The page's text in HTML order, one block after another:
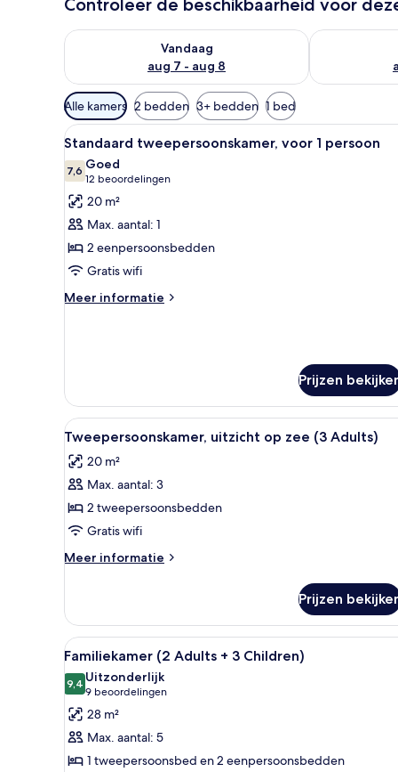
Vandaag
aug 7 - aug 8
De beschikbaarheid controleren voor vanavond aug
De
Beschikbare
filters
voor
kamers
Alle kamers 2 bedden 3+ bedden 1 bed
Alle
foto's
voor
Standaard
tweepersoonskamer,
voor
1
persoon
laden
Een tweepersoonsbed met
3
Standaard tweepersoonskamer, voor 1 persoon
7,67,6 van 10
Goed
12 beoordelingen
(12
beoordelingen)
20 m²
Max. aantal: 1
2 eenpersoonsbedden
Gratis wifi
Meer informatie
Meer
1
persoon
Prijzen
Alle
foto's
voor
Tweepersoonskamer,
uitzicht
op
zee
(3
laden
Luxe beddengoed, een
6
Tweepersoonskamer, uitzicht op zee (3 Adults)
20 m²
Max. aantal: 3
2 tweepersoonsbedden
Gratis wifi
Meer informatie
Meer
uitzicht
op
zee
Adults)
Prijzen
Alle
foto's
voor
Familiekamer
(2
Adults
Een moderne hotelkamer
5
Familiekamer (2 Adults + 3 Children)
9,49,4 van 10
Uitzonderlijk
9 beoordelingen
(9
beoordelingen)
28 m²
Max. aantal: 5
1 tweepersoonsbed en 2 eenpersoonsbedden